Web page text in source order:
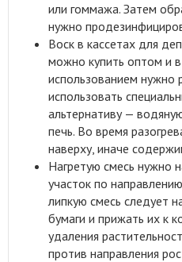
или гоммажа. Затем
нужно
Воск в кассетах для
можно купить оптом и
использованием нужно
использовать
альтернативу —
печь. Во время
наверху, иначе
Нагретую смесь нужно
участок по
липкую смесь следует
бумаги и прижать их к
удаления
против направления